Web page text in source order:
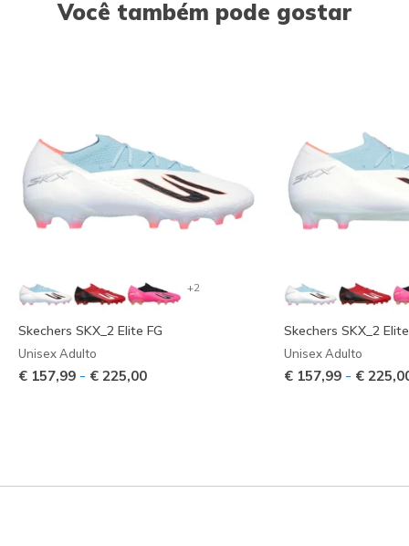
Você também pode gostar
+2
Skechers SKX_2 Elite FG
Unisex Adulto
€ 157,99 - € 225,00
Skechers SKX_2
Unisex Adulto
€ 157,99 - €